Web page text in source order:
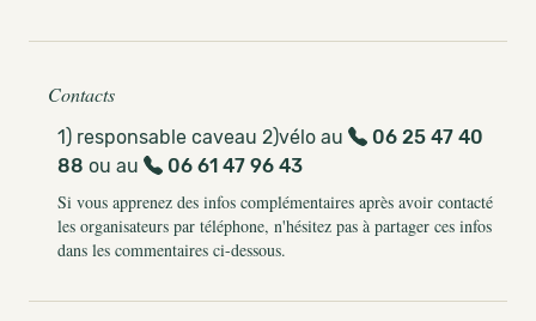
Contacts
1) responsable caveau 2)vélo au
06 25 47 40
88 ou au
06 61 47 96 43
Si vous apprenez des infos complémentaires après avoir contacté
les organisateurs par téléphone, n'hésitez pas à partager ces infos
dans les commentaires ci-dessous.